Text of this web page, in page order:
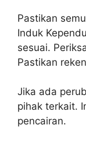
Pastikan
Induk
sesuai.
Pastikan
Jika ada
pihak terkait.
pencairan.